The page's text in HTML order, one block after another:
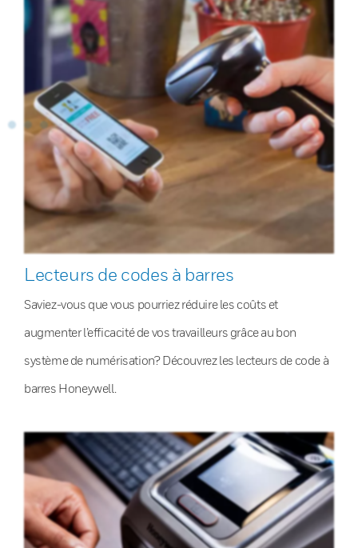
Lecteurs de codes à barres
Saviez-vous que vous pourriez réduire les coûts et
augmenter l’efficacité de vos travailleurs grâce au bon
système de numérisation? Découvrez les lecteurs de code à
barres Honeywell.